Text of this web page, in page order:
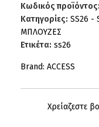
Κωδικός προϊόντος:
Κατηγορίες: SS26 -
ΜΠΛΟΥΖΕΣ
Ετικέτα: ss26
Brand: ACCESS
Χρείαζεστε